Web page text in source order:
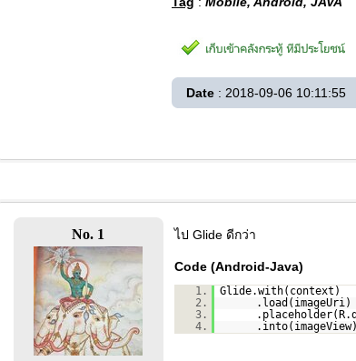
Date : 2018-09-06 10:11:55
No. 1 ไป Glide ดีกว่า
Code (Android-Java)
1.
Glide.with(context)
2.
.load(imageUri)
3.
4.